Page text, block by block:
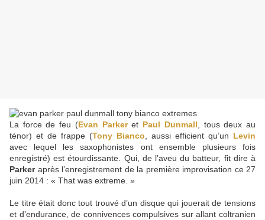
La force de feu (Evan Parkeret Paul Dunmall , tous deux au
ténor) et de frappe (Tony Bianco , aussi efficient qu’un Levin
avec lequel les saxophonistes ont ensemble plusieurs fois
enregistré) est étourdissante. Qui, de l’aveu du batteur, fit dire à
Parkeraprès l’enregistrement de la première improvisation ce 27
juin 2014 : « That was extreme. »
Le titre était donc tout trouvé d’un disque qui jouerait de tensions
et d’endurance, de connivences compulsives sur allant coltranien